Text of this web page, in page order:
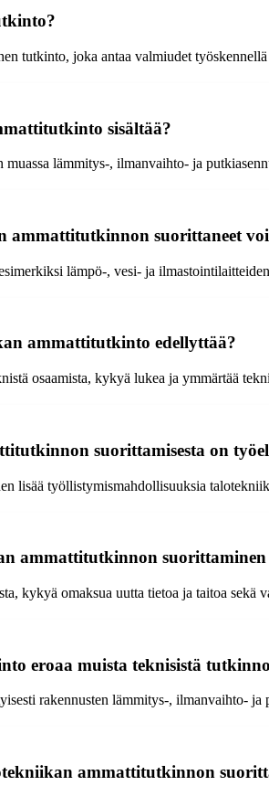
tutkinto, joka antaa valmiudet
sisältää?
lämmitys-, ilmanvaihto- ja
suorittaneet
lämpö-, vesi- ja
ammattitutkinto edellyttää?
osaamista, kykyä lukea ja ymmärtää
suorittamisesta on
lisää työllistymismahdollisuuksia
ammattitutkinnon suorittaminen
kykyä omaksua uutta tietoa ja taitoa sekä
eroaa muista teknisistä
rakennusten lämmitys-, ilmanvaihto-
ammattitutkinnon